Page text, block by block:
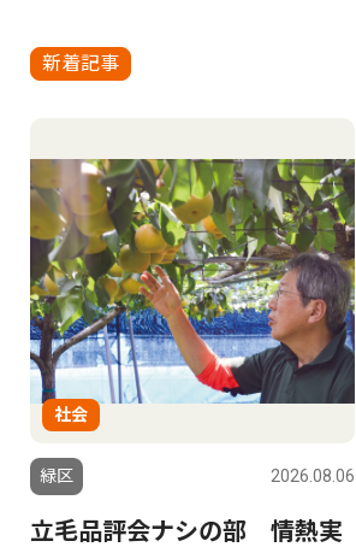
新着記事
社会
緑区 2026.08.06
立毛品評会ナシの部 情熱実